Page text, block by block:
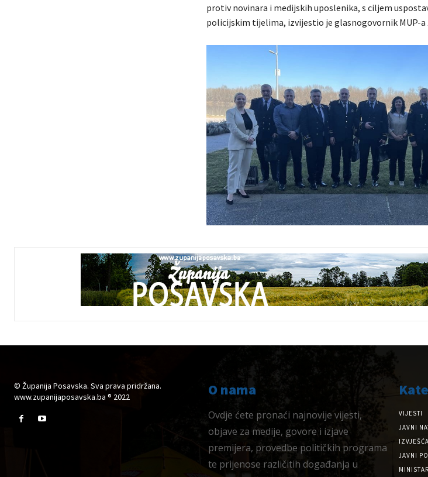
protiv novinara i medijskih uposlenika, s ciljem
policijskim tijelima, izvijestio je glasnogovornik MUP-a
© Županija Posavska. Sva prava pridržana.
www.zupanijaposavska.ba ® 2022
O nama
Ovdje ćete pronaći najnovije vijesti,
objave za medije, govore i izjave
premijera, provedbe političkih programa
te prijenose različitih događanja u
VIJESTI
JAVNI
JAVNI